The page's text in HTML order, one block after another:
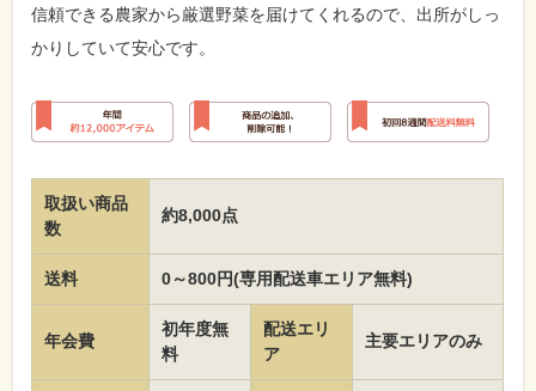
信頼できる農家から厳選野菜を届けてくれるので、出所がしっ
かりしていて安心です。
取扱い商品
数
約8,000点
送料 0～800円(専用配送車エリア無料)
年会費
初年度無
料
配送エリ
ア
主要エリアのみ